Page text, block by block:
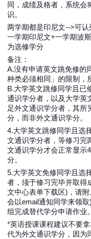
同，成绩及格者，系统会
识。
两学期都是印尼文-->可认
一学期印尼文+一学期波
为选修学分
备注：
A.没有申请英文跳免修的
种类必须相同」的限制，
B.大学英文跳修同学且已
通识学分者，以及大学英
足外文通识学分者，其所
分，而非外文通识学分。
4.大学英文跳修同学且选
文通识学分者，等修习完
文通识学分才会正常显示
分。
5.大学英文免修同学且选
者，须于修习完毕并取得
文中心表单下载区)，请
会以email通知同学来领
组完成替代学分申请作业。
*英语授课课程建议不要
代为外文通识学分，因为